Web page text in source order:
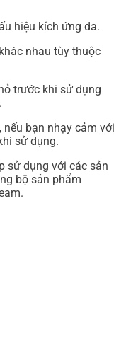
hiệu kích ứng da.
nhau tùy thuộc
trước khi sử dụng
nếu bạn nhạy cảm với
sử dụng.
sử dụng với các sản
bộ sản phẩm